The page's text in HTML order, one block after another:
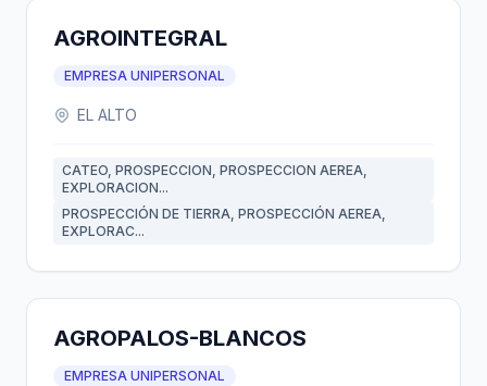
AGROINTEGRAL
EMPRESA UNIPERSONAL
EL ALTO
CATEO, PROSPECCION, PROSPECCION AEREA,
EXPLORACION...
PROSPECCIÓN DE TIERRA, PROSPECCIÓN AEREA,
EXPLORAC...
AGROPALOS-BLANCOS
EMPRESA UNIPERSONAL